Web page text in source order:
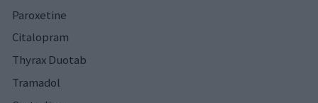
Paroxetine
Citalopram
Thyrax Duotab
Tramadol